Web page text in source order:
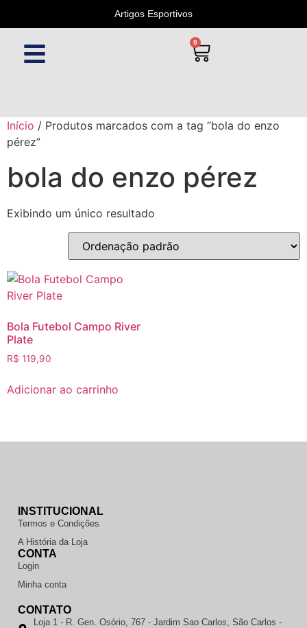
Artigos Esportivos
0
Início / Produtos marcados com a tag “bola do enzo
pérez”
bola do enzo pérez
Exibindo um único resultado
Bola Futebol Campo River
Plate
R$ 119,90
Adicionar ao carrinho
INSTITUCIONAL
Termos e Condições
A História da Loja
CONTA
Login
Minha conta
CONTATO
Loja 1 - R. Gen. Osório, 767 - Jardim Sao Carlos, São Carlos -